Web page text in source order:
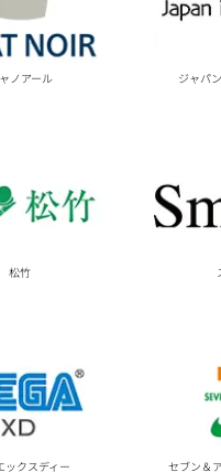
ノアール ジャパ
松竹
ックスディー セブン＆